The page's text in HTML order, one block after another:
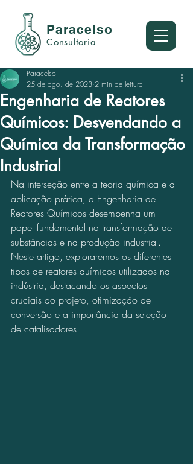
Consultoria
Paracelso
Engenharia de Reatores
Químicos: Desvendando a
Química da Transformação
Industrial
Paracelso
25 de ago. de 2023 2 min de leitura
Na interseção entre a teoria química e a
aplicação prática, a Engenharia de
Reatores Químicos desempenha um
papel fundamental na transformação de
substâncias e na produção industrial.
Neste artigo, exploraremos os diferentes
tipos de reatores químicos utilizados na
indústria, destacando os aspectos
cruciais do projeto, otimização de
conversão e a importância da seleção
de catalisadores.